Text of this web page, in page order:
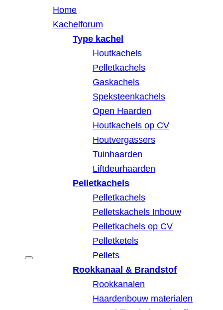
Home
Kachelforum
Type kachel
Houtkachels
Pelletkachels
Gaskachels
Speksteenkachels
Open Haarden
Houtkachels op CV
Houtvergassers
Tuinhaarden
Liftdeurhaarden
Pelletkachels
Pelletkachels
Pelletskachels Inbouw
Pelletkachels op CV
Pelletketels
Pellets
Rookkanaal & Brandstof
Rookkanalen
Haardenbouw materialen